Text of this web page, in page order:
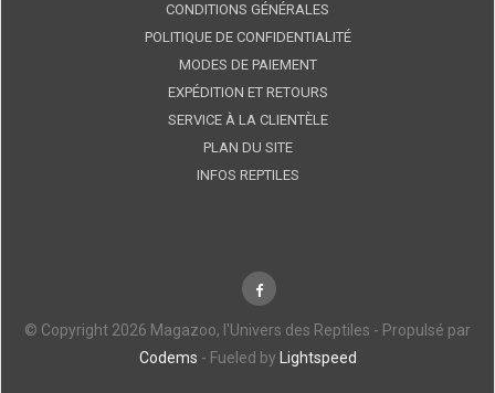
CONDITIONS GÉNÉRALES
POLITIQUE DE CONFIDENTIALITÉ
MODES DE PAIEMENT
EXPÉDITION ET RETOURS
SERVICE À LA CLIENTÈLE
PLAN DU SITE
INFOS REPTILES
© Copyright 2026 Magazoo, l'Univers des Reptiles - Propulsé par
Codems - Fueled by Lightspeed